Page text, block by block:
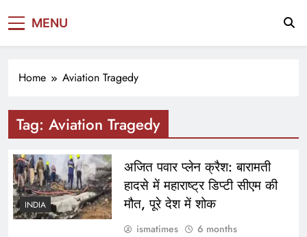
NEWS
MENU
Home Aviation Tragedy
Tag: Aviation Tragedy
INDIA
अजित पवार प्लेन क्रैश: बारामती
हादसे में महाराष्ट्र डिप्टी सीएम की
मौत, पूरे देश में शोक
ismatimes
6 months